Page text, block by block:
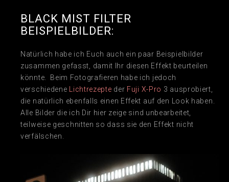
BLACK MIST FILTER
BEISPIELBILDER:
Natürlich habe ich Euch auch ein paar Beispielbilder
zusammen gefasst, damit Ihr diesen Effekt beurteilen
könnte. Beim Fotografieren habe ich jedoch
verschiedene Lichtrezepte der Fuji X-Pro 3 ausprobiert,
die natürlich ebenfalls einen Effekt auf den Look haben.
Alle Bilder die ich Dir hier zeige sind unbearbeitet,
teilweise geschnitten so dass sie den Effekt nicht
verfälschen.